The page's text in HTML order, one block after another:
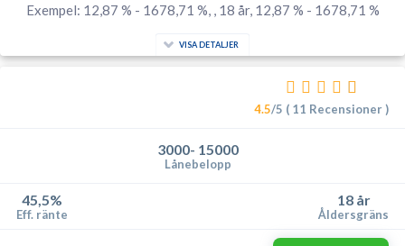
Exempel: 12,87 % - 1678,71 %, , 18 år, 12,87 % - 1678,71 %
VISA DETALJER
4.5/5 ( 11 Recensioner )
3000- 15000
Lånebelopp
45,5%
Eff. ränte
18 år
Åldersgräns